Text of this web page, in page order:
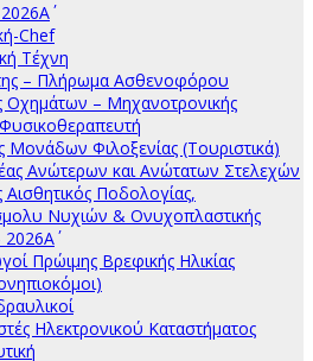
Chef
Τέχνη
– Πλήρωμα Ασθενοφόρου
Οχημάτων – Μηχανοτρονικής
Μονάδων Φιλοξενίας (Τουριστικά)
Ανώτερων και Ανώτατων Στελεχών
Αισθητικός Ποδολογίας,
Νυχιών & Ονυχοπλαστικής
Πρώιμης Βρεφικής Ηλικίας
Ηλεκτρονικού Καταστήματος